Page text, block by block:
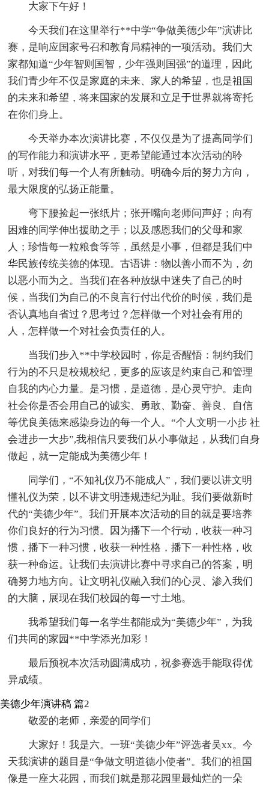
大家下午好！
今天我们在这里举行**中学“争做美德少年”演讲比
赛，是响应国家号召和教育局精神的一项活动。我们大
家都知道“少年智则国智，少年强则国强”的道理，因此
我们青少年不仅是家庭的未来、家人的希望，也是祖国
的未来和希望，将来国家的发展和立足于世界就将寄托
在你们身上。
今天举办本次演讲比赛，不仅仅是为了提高同学们
的写作能力和演讲水平，更希望能通过本次活动的聆
听，对我们每一个人有所触动。明确今后的努力方向，
最大限度的弘扬正能量。
弯下腰捡起一张纸片；张开嘴向老师问声好；向有
困难的同学伸出援助之手；以及感恩我们的父母和家
人；珍惜每一粒粮食等等，虽然是小事，但都是我们中
华民族传统美德的体现。古语讲：物以善小而不为，勿
以恶小而为之。当我们在各种放纵中迷失了自己的时
候，当我们为自己的不良言行付出代价的时候，我们是
否认真地自省过？思考过？怎样做一个对社会有用的
人，怎样做一个对社会负责任的人。
当我们步入**中学校园时，你是否醒悟：制约我们
行为的不只是校规校纪，更多的应该是约束自己和管理
自我的内心力量。是习惯，是道德，是心灵守护。走向
社会你是否会用自己的诚实、勇敢、勤奋、善良、自信
等优良美德来感染身边的每一个人。“个人文明一小步 社
会进步一大步”,我相信只要我们从小事做起，从我们自身
做起，就一定能成为美德少年！
同学们，“不知礼仪乃不能成人”，我们要以讲文明
懂礼仪为荣，以不讲文明违规违纪为耻。我们要做新时
代的“美德少年”。我们开展本次活动的目的就是要培养
你们良好的行为习惯。因为播下一个行动，收获一种习
惯，播下一种习惯，收获一种性格，播下一种性格，收
获一种命运。让我们去演讲比赛中寻求自己的答案，明
确努力地方向。让文明礼仪融入我们的心灵、渗入我们
的大脑，展现在我们校园的每一寸土地。
我希望我们每一名学生都能成为“美德少年”，为我
们共同的家园**中学添光加彩！
最后预祝本次活动圆满成功，祝参赛选手能取得优
异成绩。
美德少年演讲稿 篇2
敬爱的老师，亲爱的同学们
大家好！我是六。一班“美德少年”评选者吴xx。今
天我演讲的题目是“争做文明道德小使者”。我们的祖国
像是一座大花园，而我们就是那花园里最灿烂的一朵